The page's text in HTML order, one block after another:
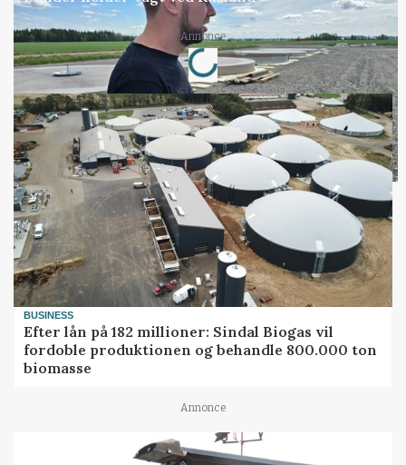
Annonce
Loading...
BUSINESS
Efter lån på 182 millioner: Sindal Biogas vil
fordoble produktionen og behandle 800.000 ton
biomasse
Annonce